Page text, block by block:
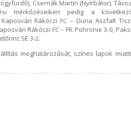
Csernák Martin (Nyírbátor).
mérkőzéseiken pedig a
Rákóczi FC – Duna Aszfalt
Rákóczi FC – FK Pohronie 3-0,
SE 3-2.
meghatározását, színes lapok